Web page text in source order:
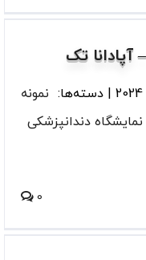
دسته‌ها: نمونه
نمایشگاه دندانپزشکی
0